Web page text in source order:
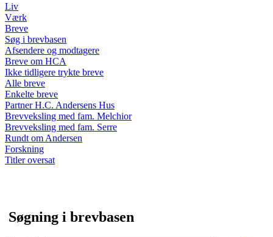
Liv
Værk
Breve
Søg i brevbasen
Afsendere og modtagere
Breve om HCA
Ikke tidligere trykte breve
Alle breve
Enkelte breve
Partner H.C. Andersens Hus
Brevveksling med fam. Melchior
Brevveksling med fam. Serre
Rundt om Andersen
Forskning
Titler oversat
Søgning i brevbasen